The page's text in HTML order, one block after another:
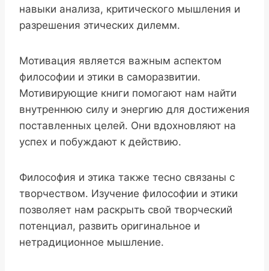
навыки анализа, критического мышления и
разрешения этических дилемм.
Мотивация является важным аспектом
философии и этики в саморазвитии.
Мотивирующие книги помогают нам найти
внутреннюю силу и энергию для достижения
поставленных целей. Они вдохновляют на
успех и побуждают к действию.
Философия и этика также тесно связаны с
творчеством. Изучение философии и этики
позволяет нам раскрыть свой творческий
потенциал, развить оригинальное и
нетрадиционное мышление.